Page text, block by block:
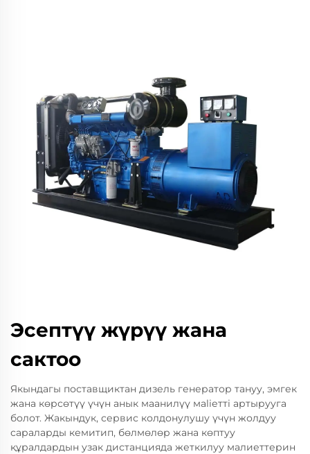
Эсептүү жүрүү жана
сактоо
Якындагы поставщиктан дизель генератор тануу, эмгек
жана көрсөтүү үчүн анык маанилүү мaliеттi артырууга
болот. Жакындyк, сервис колдонулушу үчүн жолдуу
сараларды кемитип, бөлмөлөр жана көптуу
құралдардын узак дистанцияда жеткилуу малиеттерин